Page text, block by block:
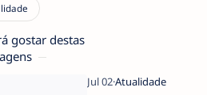
gostar destas